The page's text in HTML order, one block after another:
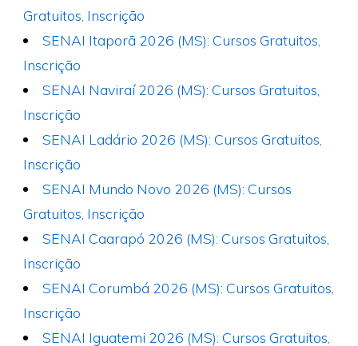
Gratuitos, Inscrição
SENAI Itaporã 2026 (MS): Cursos Gratuitos,
Inscrição
SENAI Naviraí 2026 (MS): Cursos Gratuitos,
Inscrição
SENAI Ladário 2026 (MS): Cursos Gratuitos,
Inscrição
SENAI Mundo Novo 2026 (MS): Cursos
Gratuitos, Inscrição
SENAI Caarapó 2026 (MS): Cursos Gratuitos,
Inscrição
SENAI Corumbá 2026 (MS): Cursos Gratuitos,
Inscrição
SENAI Iguatemi 2026 (MS): Cursos Gratuitos,